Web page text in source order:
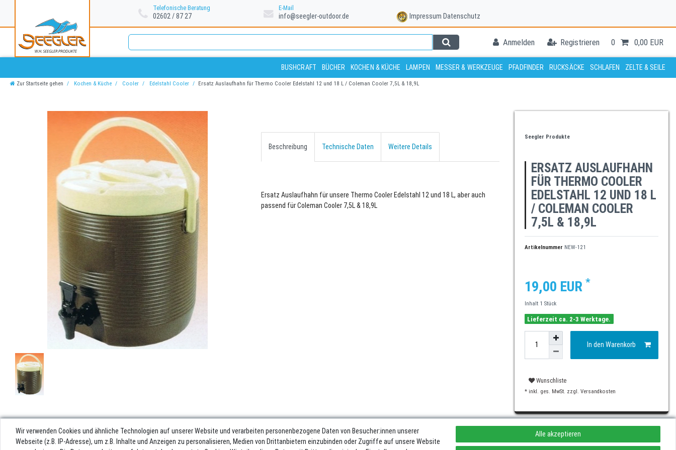
Telefonische Beratung
02602 / 87 27
E-Mail
info@seegler-outdoor.de Impressum Datenschutz
Anmelden Registrieren 0 0,00 EUR
BUSHCRAFT BÜCHER KOCHEN & KÜCHE LAMPEN MESSER & WERKZEUGE PFADFINDER RUCKSÄCKE SCHLAFEN ZELTE & SEILE
Zur Startseite gehen Kochen & Küche Cooler Edelstahl Cooler Ersatz Auslaufhahn für Thermo Cooler Edelstahl 12 und 18 L / Coleman Cooler 7,5L & 18,9L
Beschreibung Technische Daten Weitere Details
Ersatz Auslaufhahn für unsere Thermo Cooler Edelstahl 12 und 18 L, aber auch
passend für Coleman Cooler 7,5L & 18,9L
Seegler Produkte
ERSATZ AUSLAUFHAHN
FÜR THERMO COOLER
EDELSTAHL 12 UND 18 L
/ COLEMAN COOLER
7,5L & 18,9L
Artikelnummer NEW-121
19,00 EUR *
Inhalt 1 Stück
Lieferzeit ca. 2-3 Werktage.
In den Warenkorb
Wunschliste
* inkl. ges. MwSt. zzgl. Versandkosten
Wir verwenden Cookies und ähnliche Technologien auf unserer Website und verarbeiten personenbezogene Daten von Besucher:innen unserer
Webseite (z.B. IP-Adresse), um z.B. Inhalte und Anzeigen zu personalisieren, Medien von Drittanbietern einzubinden oder Zugriffe auf unsere Website
Alle akzeptieren